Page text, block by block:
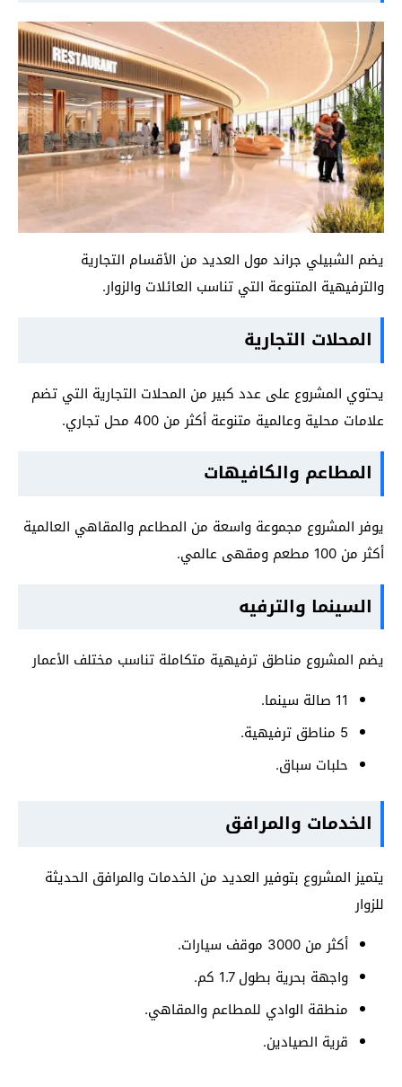
يضم الشبيلي جراند مول العديد من الأقسام التجارية
والترفيهية المتنوعة التي تناسب العائلات والزوار.
المحلات التجارية
يحتوي المشروع على عدد كبير من المحلات التجارية التي تضم
علامات محلية وعالمية متنوعة أكثر من 400 محل تجاري.
المطاعم والكافيهات
يوفر المشروع مجموعة واسعة من المطاعم والمقاهي العالمية
أكثر من 100 مطعم ومقهى عالمي.
السينما والترفيه
يضم المشروع مناطق ترفيهية متكاملة تناسب مختلف الأعمار
11 صالة سينما.
5 مناطق ترفيهية.
حلبات سباق.
الخدمات والمرافق
يتميز المشروع بتوفير العديد من الخدمات والمرافق الحديثة
للزوار
أكثر من 3000 موقف سيارات.
واجهة بحرية بطول 1.7 كم.
منطقة الوادي للمطاعم والمقاهي.
قرية الصيادين.